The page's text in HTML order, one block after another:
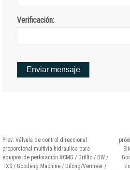
Verificación:
Prev: Válvula de control direccional
proporcional multivía hidráulica para
equipos de perforación XCMG / Drillto / DW /
TXS / Goodeng Machine / Dilong/Vermeer /